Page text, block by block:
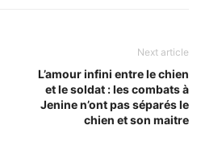
Next article
L’amour infini entre le chien
et le soldat : les combats à
Jenine n’ont pas séparés le
chien et son maitre